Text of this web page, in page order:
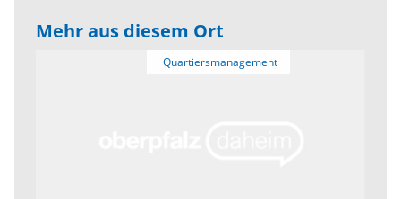
Mehr aus diesem Ort
Quartiersmanagement